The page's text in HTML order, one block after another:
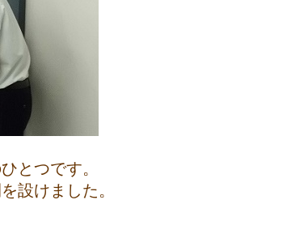
とつです。
設けました。